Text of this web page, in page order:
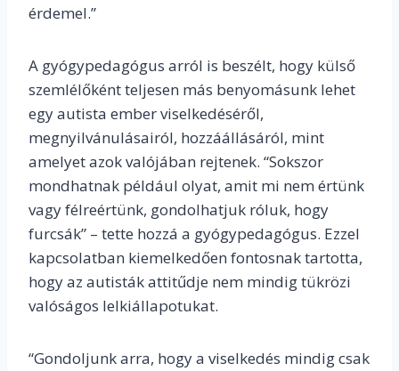
érdemel.”
A gyógypedagógus arról is beszélt, hogy külső
szemlélőként teljesen más benyomásunk lehet
egy autista ember viselkedéséről,
megnyilvánulásairól, hozzáállásáról, mint
amelyet azok valójában rejtenek. “Sokszor
mondhatnak például olyat, amit mi nem értünk
vagy félreértünk, gondolhatjuk róluk, hogy
furcsák” – tette hozzá a gyógypedagógus. Ezzel
kapcsolatban kiemelkedően fontosnak tartotta,
hogy az autisták attitűdje nem mindig tükrözi
valóságos lelkiállapotukat.
“Gondoljunk arra, hogy a viselkedés mindig csak